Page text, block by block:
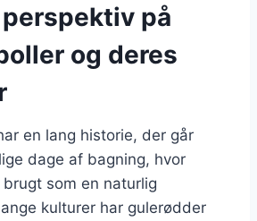
på
og deres
en lang historie, der går
dage af bagning, hvor
som en naturlig
kulturer har gulerødder